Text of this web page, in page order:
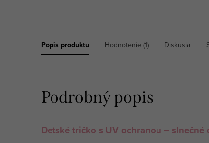
Popis produktu Hodnotenie (1) Diskusia
Podrobný popis
Detské tričko s UV ochranou – slnečné